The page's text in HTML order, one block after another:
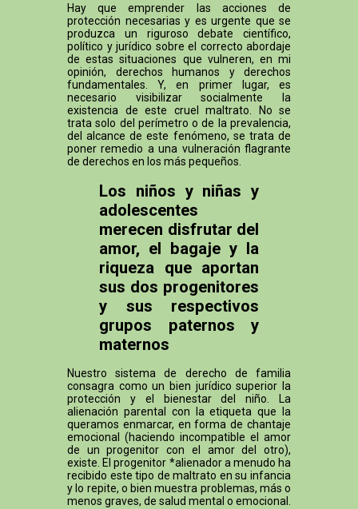
Hay que emprender las acciones de
protección necesarias y es urgente que se
produzca un riguroso debate científico,
político y jurídico sobre el correcto abordaje
de estas situaciones que vulneren, en mi
opinión, derechos humanos y derechos
fundamentales. Y, en primer lugar, es
necesario visibilizar socialmente la
existencia de este cruel maltrato. No se
trata solo del perímetro o de la prevalencia,
del alcance de este fenómeno, se trata de
poner remedio a una vulneración flagrante
de derechos en los más pequeños.
Los niños y niñas y
adolescentes
merecen disfrutar del
amor, el bagaje y la
riqueza que aportan
sus dos progenitores
y sus respectivos
grupos paternos y
maternos
Nuestro sistema de derecho de familia
consagra como un bien jurídico superior la
protección y el bienestar del niño. La
alienación parental con la etiqueta que la
queramos enmarcar, en forma de chantaje
emocional (haciendo incompatible el amor
de un progenitor con el amor del otro),
existe. El progenitor *alienador a menudo ha
recibido este tipo de maltrato en su infancia
y lo repite, o bien muestra problemas, más o
menos graves, de salud mental o emocional.